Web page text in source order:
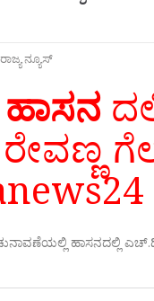
ರಾಜ್ಯ ನ್ಯೂಸ್
ಹಾಸನ
ಹಾಸನದಲ್ಲಿ